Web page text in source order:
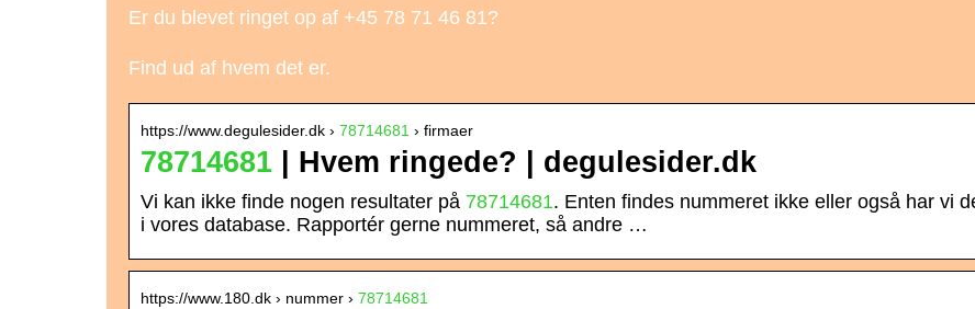
Er du blevet ringet op af +45 78 71 46 81?
Find ud af hvem det er.
https://www.degulesider.dk › 78714681 › firmaer
78714681 | Hvem ringede? | degulesider.dk
Vi kan ikke finde nogen resultater på 78714681. Enten findes nummeret ikke eller også har vi
i vores database. Rapportér gerne nummeret, så andre …
https://www.180.dk › nummer › 78714681